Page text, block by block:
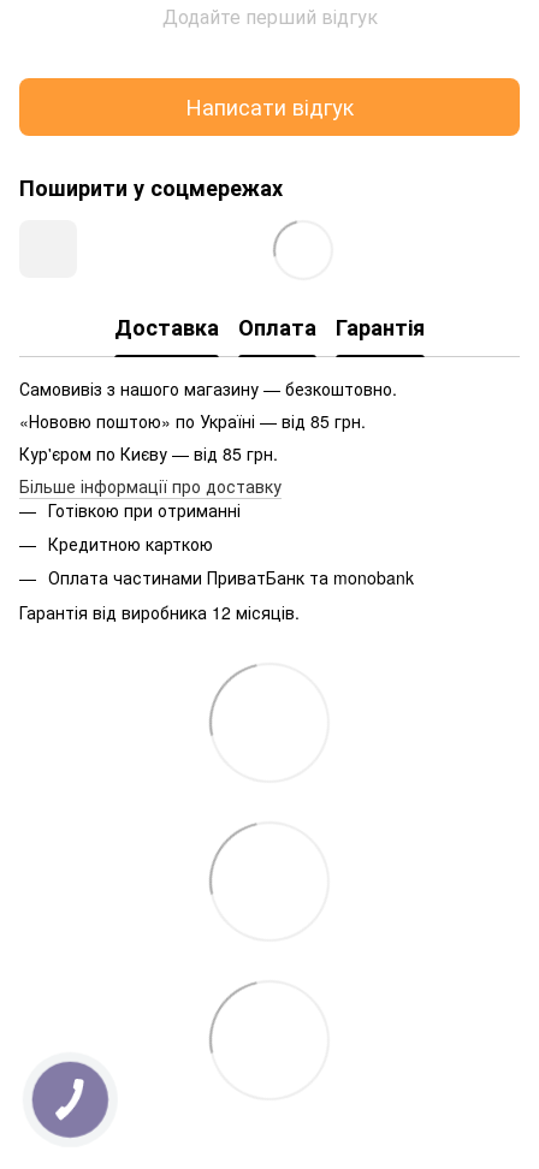
Додайте перший відгук
Написати відгук
Поширити у соцмережах
Доставка Оплата Гарантія
Самовивіз з нашого магазину — безкоштовно.
«Нововю поштою» по Україні — від 85 грн.
Кур'єром по Києву — від 85 грн.
Більше інформації про доставку
Готівкою при отриманні
Кредитною карткою
Оплата частинами ПриватБанк та monobank
Гарантія від виробника 12 місяців.